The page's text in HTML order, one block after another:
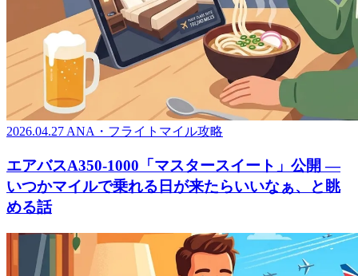
2026.04.27 ANA・フライトマイル攻略
エアバスA350-1000「マスタースイート」公開 ―
いつかマイルで乗れる日が来たらいいなぁ、と眺
める話